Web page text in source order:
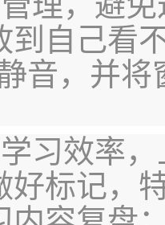
到自己看
音，并
习效率
好标记，